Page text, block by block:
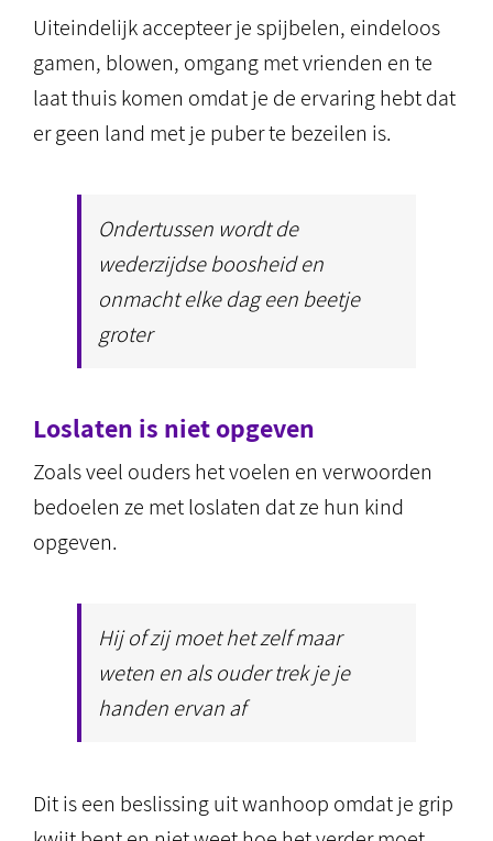
Uiteindelijk accepteer je spijbelen, eindeloos
gamen, blowen, omgang met vrienden en te
laat thuis komen omdat je de ervaring hebt dat
er geen land met je puber te bezeilen is.
Ondertussen wordt de
wederzijdse boosheid en
onmacht elke dag een beetje
groter
Loslaten is niet opgeven
Zoals veel ouders het voelen en verwoorden
bedoelen ze met loslaten dat ze hun kind
opgeven.
Hij of zij moet het zelf maar
weten en als ouder trek je je
handen ervan af
Dit is een beslissing uit wanhoop omdat je grip